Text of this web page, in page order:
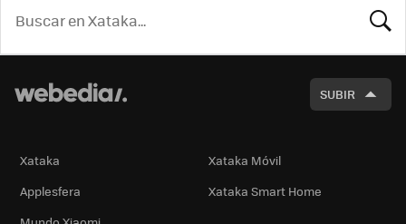
SUBIR
Xataka
Xataka Móvil
Applesfera
Xataka Smart Home